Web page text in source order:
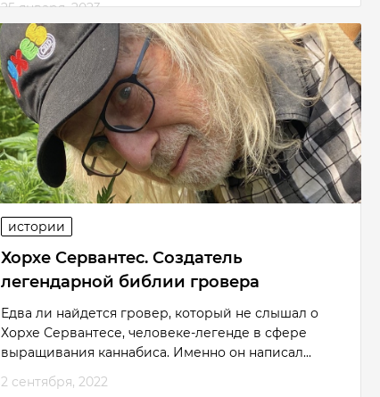
25 января, 2023
истории
Хорхе Сервантес. Создатель
легендарной библии гровера
Едва ли найдется гровер, который не слышал о
Хорхе Сервантесе, человеке-легенде в сфере
выращивания каннабиса. Именно он написал...
2 сентября, 2022